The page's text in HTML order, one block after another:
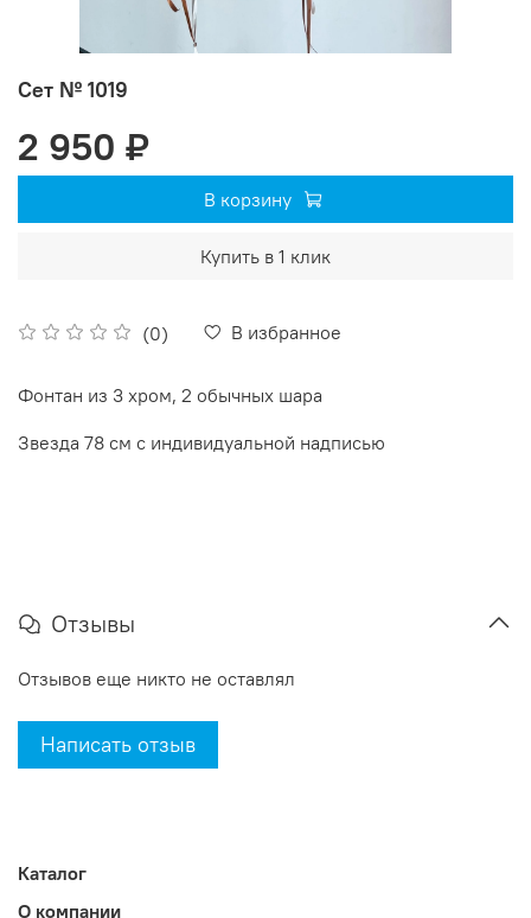
Сет № 1019
(0) В избранное
2 950 ₽
В корзину
Купить в 1 клик
Фонтан из 3 хром, 2 обычных шара
Звезда 78 см с индивидуальной надписью
Отзывы
Отзывов еще никто не оставлял
Написать отзыв
Каталог
О компании